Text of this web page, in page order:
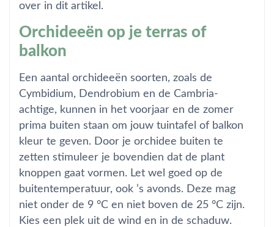
over in dit artikel.
Orchideeën op je terras of
balkon
Een aantal orchideeën soorten, zoals de
Cymbidium, Dendrobium en de Cambria-
achtige, kunnen in het voorjaar en de zomer
prima buiten staan om jouw tuintafel of balkon
kleur te geven. Door je orchidee buiten te
zetten stimuleer je bovendien dat de plant
knoppen gaat vormen. Let wel goed op de
buitentemperatuur, ook ’s avonds. Deze mag
niet onder de 9 °C en niet boven de 25 °C zijn.
Kies een plek uit de wind en in de schaduw.